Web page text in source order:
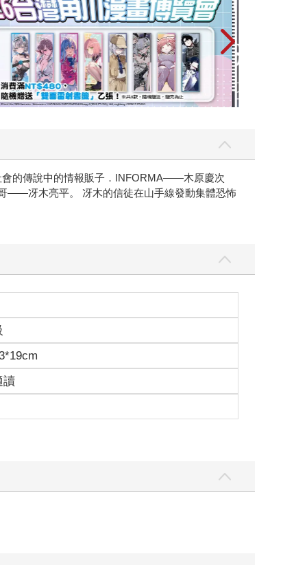
會的傳說中的情報販子．INFORMA——木原慶次
——冴木亮平。 冴木的信徒在山手線發動集體恐怖
讀